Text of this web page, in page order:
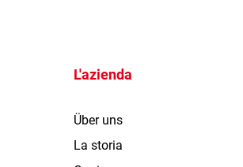
L'azienda
Über uns
La storia